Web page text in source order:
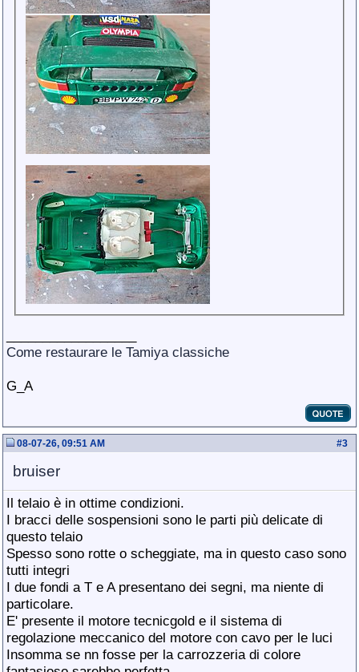
Come restaurare le Tamiya classiche
G_A
#3
08-07-26, 09:51 AM
bruiser
Il telaio è in ottime condizioni.
I bracci delle sospensioni sono le parti più delicate di
questo telaio
Spesso sono rotte o scheggiate, ma in questo caso sono
tutti integri
I due fondi a T e A presentano dei segni, ma niente di
particolare.
E' presente il motore tecnicgold e il sistema di
regolazione meccanico del motore con cavo per le luci
Insomma se nn fosse per la carrozzeria di colore